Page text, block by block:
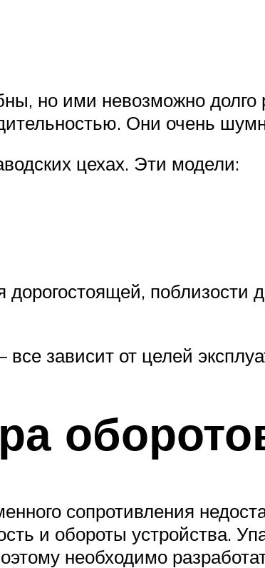
но ими невозможно
Они очень
цехах. Эти модели:
дорогостоящей, поблизости
зависит от целей
сопротивления
и обороты устройства.
необходимо